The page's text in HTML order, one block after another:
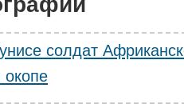
солдат
окопе